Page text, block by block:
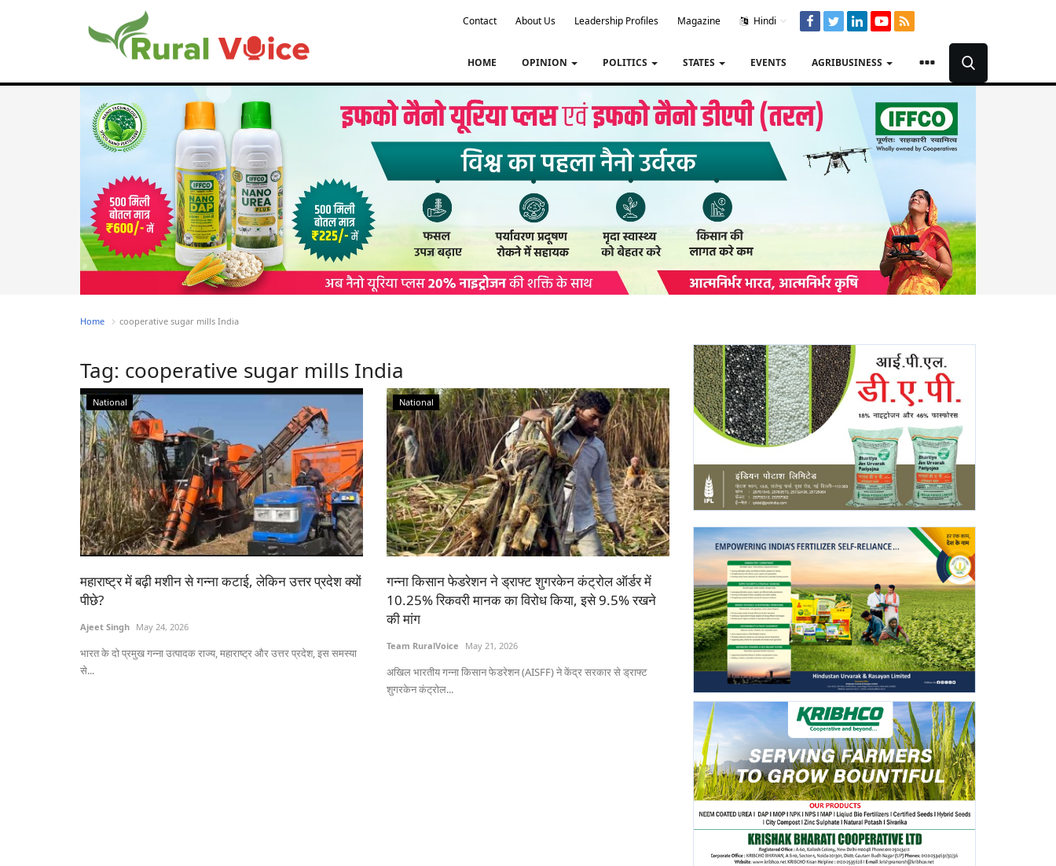
Contact About Us Leadership Profiles Magazine Hindi
HOME OPINION POLITICS STATES EVENTS AGRIBUSINESS
Home cooperative sugar mills India
Tag: cooperative sugar mills India
National
महाराष्ट्र में बढ़ी मशीन से गन्ना कटाई, लेकिन उत्तर प्रदेश क्यों
पीछे?
Ajeet Singh May 24, 2026
भारत के दो प्रमुख गन्ना उत्पादक राज्य, महाराष्ट्र और उत्तर प्रदेश, इस समस्या
से...
National
गन्ना किसान फेडरेशन ने ड्राफ्ट शुगरकेन कंट्रोल ऑर्डर में
10.25% रिकवरी मानक का विरोध किया, इसे 9.5% रखने
की मांग
Team RuralVoice May 21, 2026
अखिल भारतीय गन्ना किसान फेडरेशन (AISFF) ने केंद्र सरकार से ड्राफ्ट
शुगरकेन कंट्रोल...